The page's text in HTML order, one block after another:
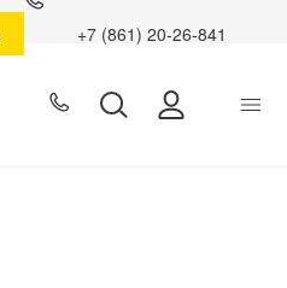
+7 (861) 20-26-841
Личный